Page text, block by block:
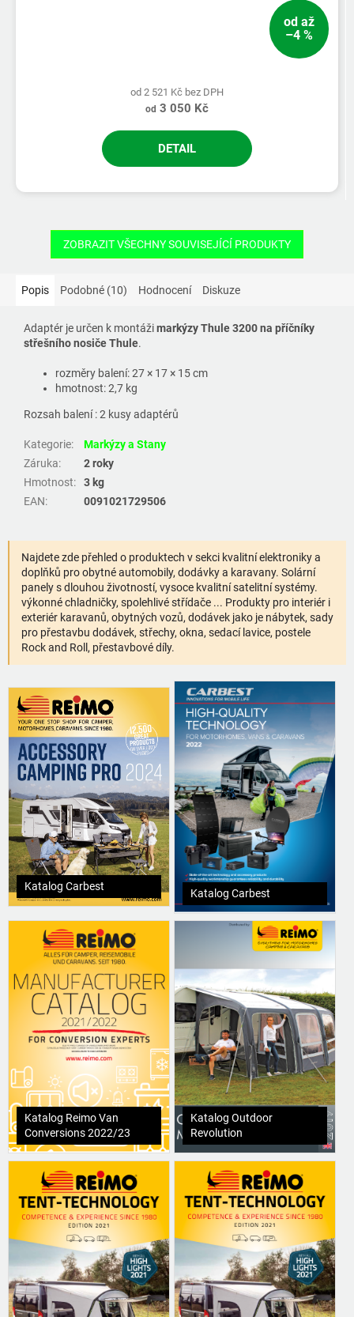
od až
–4 %
od 2 521 Kč bez DPH
od 3 050 Kč
DETAIL
ZOBRAZIT VŠECHNY SOUVISEJÍCÍ PRODUKTY
Popis Podobné (10) Hodnocení Diskuze
Adaptér je určen k montážimarkýzy Thule 3200 na příčníky
střešního nosičeThule.
rozměry balení: 27 × 17 × 15 cm
hmotnost: 2,7 kg
Rozsah balení : 2 kusy adaptérů
Kategorie:
Markýzy a Stany
Záruka:
2 roky
Hmotnost:
3 kg
EAN: 0091021729506
Najdete zde přehled o produktech v sekci kvalitní elektroniky a
doplňků pro obytné automobily, dodávky a karavany. Solární
panely s dlouhou životností, vysoce kvalitní satelitní systémy.
výkonné chladničky, spolehlivé střídače ... Produkty pro interiér i
exteriér karavanů, obytných vozů, dodávek jako je nábytek, sady
pro přestavbu dodávek, střechy, okna, sedací lavice, postele
Rock and Roll, přestavbové díly.
Katalog Carbest
Katalog Carbest
Katalog Reimo Van
Conversions 2022/23
Katalog Outdoor
Revolution